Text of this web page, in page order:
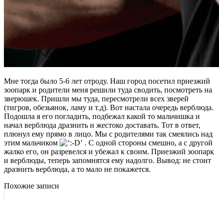
Мне тогда было 5-6 лет отроду. Наш город посетил приезжий
зоопарк и родители меня решили туда сводить, посмотреть на
зверюшек. Пришли мы туда, пересмотрели всех зверей
(тигров, обезьянок, ламу и т.д). Вот настала очередь верблюда.
Подошла я его погладить, подбежал какой то мальчишка и
начал верблюда дразнить и жестоко доставать. Тот в ответ,
плюнул ему прямо в лицо. Мы с родителями так смеялись над
этим мальчиком
. С одной стороны смешно, а с другой
жалко его, он разревелся и убежал к своим. Приезжий зоопарк
и верблюды, теперь запомнятся ему надолго. Вывод: не стоит
дразнить верблюда, а то мало не покажется.
Похожие записи